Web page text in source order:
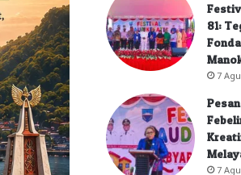
81:
7
7